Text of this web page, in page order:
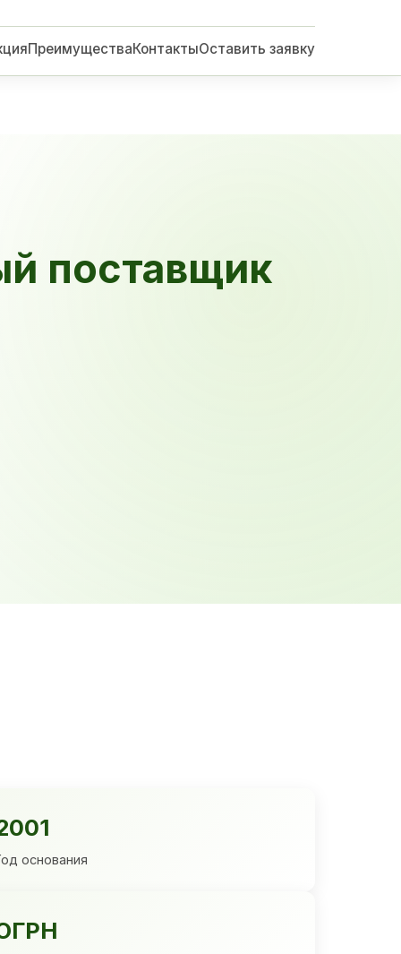
ПреимуществаКонтактыОставить заявку
поставщик
основания